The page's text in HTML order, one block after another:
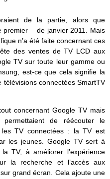
de la partie, alors que
premier – de janvier 2011. Mais
n’a été faite concernant ces
des ventes de TV LCD aux
TV sur toute leur gamme ou
est-ce que cela signifie la
connectées SmartTV
concernant Google TV mais
de réécouter le
les TV connectées : la TV est
les jeunes. Google TV sert à
TV, à améliorer l’expérience
la recherche et l’accès aux
grand écran. Cela ajoute une